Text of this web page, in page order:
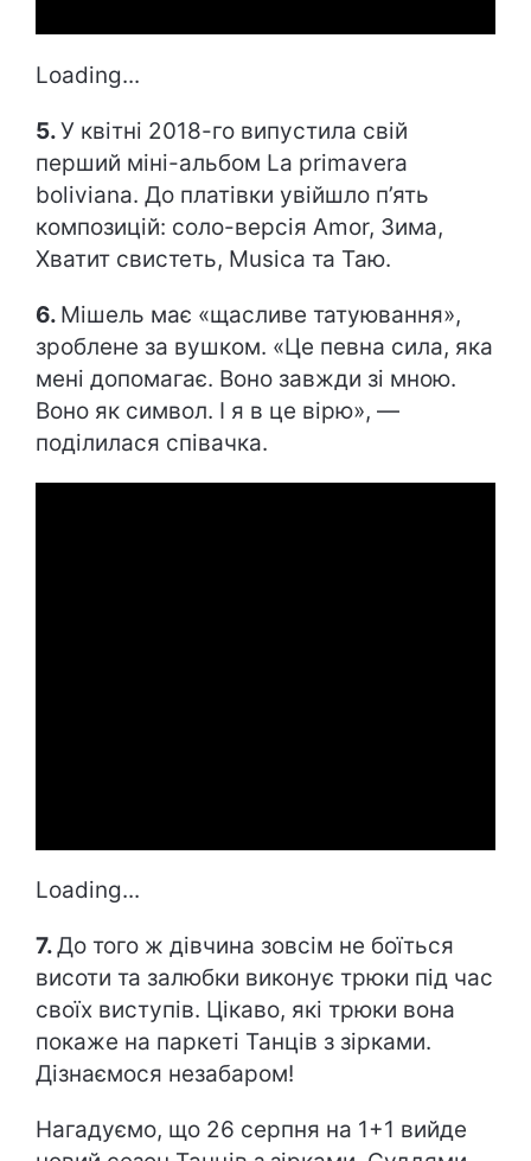
Loading...
5.У квітні 2018-го випустила свій
перший міні-альбом La primavera
boliviana. До платівки увійшло п’ять
композицій: соло-версія Amor, Зима,
Хватит свистеть, Musica та Таю.
6. Мішель має «щасливе татуювання»,
зроблене за вушком. «Це певна сила, яка
мені допомагає. Воно завжди зі мною.
Воно як символ. І я в це вірю», —
поділилася співачка.
Loading...
7.До того ж дівчина зовсім не боїться
висоти та залюбки виконує трюки під час
своїх виступів. Цікаво, які трюки вона
покаже на паркеті Танців з зірками.
Дізнаємося незабаром!
Нагадуємо, що 26 серпня на 1+1 вийде